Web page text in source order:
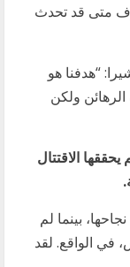
متى قد تحدث
“هدفنا هو
ولكن
الاقتتال
.
بينما لم
في الواقع. لقد